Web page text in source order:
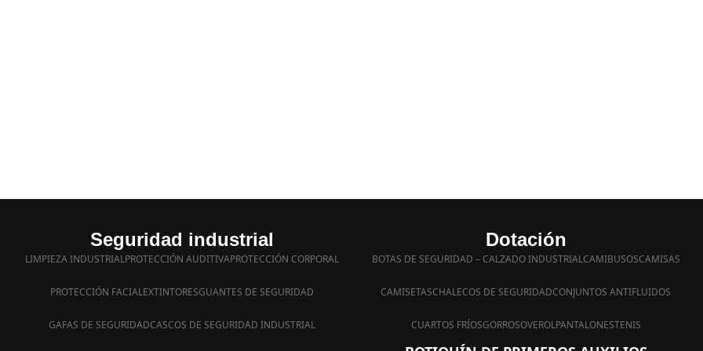
Seguridad industrial
LIMPIEZA INDUSTRIALPROTECCIÓN AUDITIVAPROTECCIÓN CORPORAL
PROTECCIÓN FACIALEXTINTORESGUANTES DE SEGURIDAD
GAFAS DE SEGURIDADCASCOS DE SEGURIDAD INDUSTRIAL
Dotación
BOTAS DE SEGURIDAD – CALZADO INDUSTRIALCAMIBUSOSCAMISAS
CAMISETASCHALECOS DE SEGURIDADCONJUNTOS ANTIFLUIDOS
CUARTOS FRÍOSGORROSOVEROLPANTALONESTENIS